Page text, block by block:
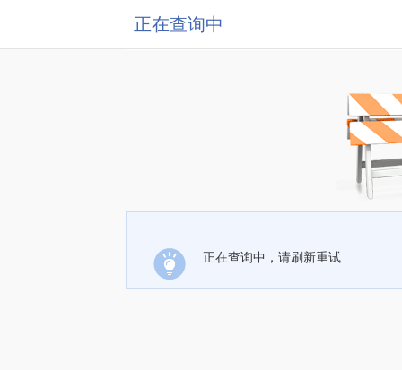
正在查询中
正在查询中，请刷新重试